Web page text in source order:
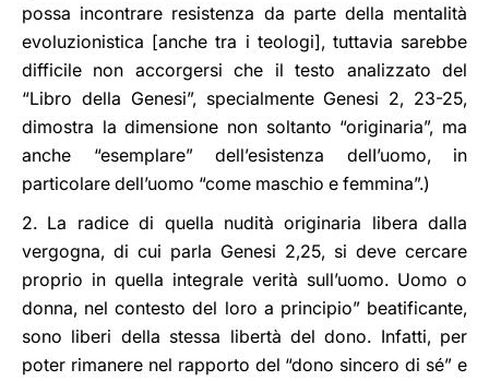
possa incontrare resistenza da parte della mentalità
evoluzionistica [anche tra i teologi], tuttavia sarebbe
difficile non accorgersi che il testo analizzato del
“Libro della Genesi”, specialmente Genesi 2, 23-25,
dimostra la dimensione non soltanto “originaria”, ma
anche “esemplare” dell’esistenza delI’uomo, in
particolare dell’uomo “come maschio e femmina”.)
2. La radice di quella nudità originaria libera dalla
vergogna, di cui parla Genesi 2,25, si deve cercare
proprio in quella integrale verità sull’uomo. Uomo o
donna, nel contesto del loro a principio” beatificante,
sono liberi della stessa libertà del dono. Infatti, per
poter rimanere nel rapporto del “dono sincero di sé” e